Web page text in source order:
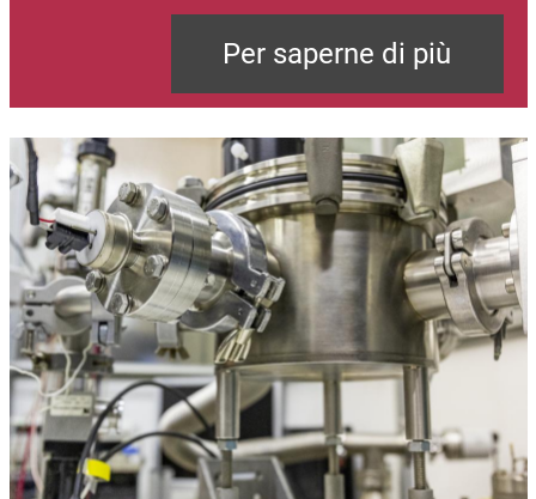
Per saperne di più
Immagine